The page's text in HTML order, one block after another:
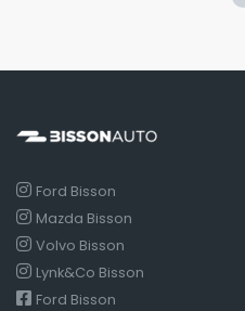
Ford Bisson
Mazda Bisson
Volvo Bisson
Lynk&Co Bisson
Ford Bisson